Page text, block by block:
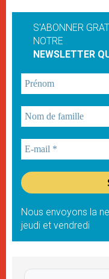
S'ABONNER
NOTRE
NEWSLETTER
Nous envoyons la
jeudi et vendredi